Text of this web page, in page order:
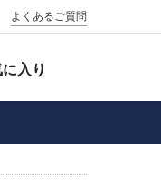
よくあるご質問
入り